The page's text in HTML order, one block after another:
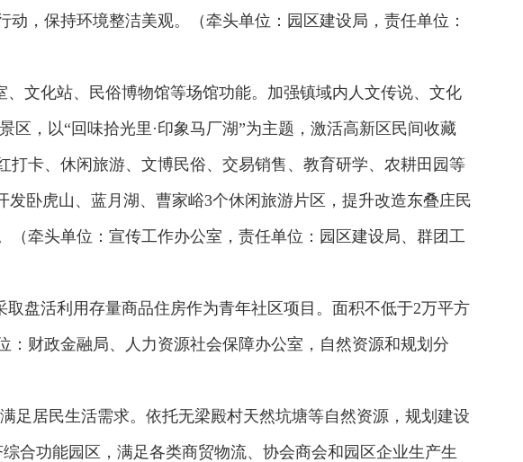
，保持环境整洁美观。（牵头单位：园区建设局，责任单位：
文化站、民俗博物馆等场馆功能。加强镇域内人文传说、文化
，以“回味拾光里·印象马厂湖”为主题，激活高新区民间收藏
卡、休闲旅游、文博民俗、交易销售、教育研学、农耕田园等
卧虎山、蓝月湖、曹家峪3个休闲旅游片区，提升改造东叠庄民
牵头单位：宣传工作办公室，责任单位：园区建设局、群团工
盘活利用存量商品住房作为青年社区项目。面积不低于2万平方
财政金融局、人力资源社会保障办公室，自然资源和规划分
足居民生活需求。依托无梁殿村天然坑塘等自然资源，规划建设
合功能园区，满足各类商贸物流、协会商会和园区企业生产生